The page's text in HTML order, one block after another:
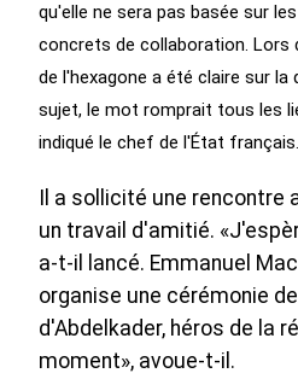
qu'elle ne sera pas basée sur
concrets de collaboration. Lors
de l'hexagone a été claire sur la
sujet, le mot romprait tous les
indiqué le chef de l'État français.
Il a sollicité une rencontre
un travail d'amitié.
a-t-il lancé. Emmanuel
organise une cérémonie
d'Abdelkader, héros de la
moment», avoue-t-il.